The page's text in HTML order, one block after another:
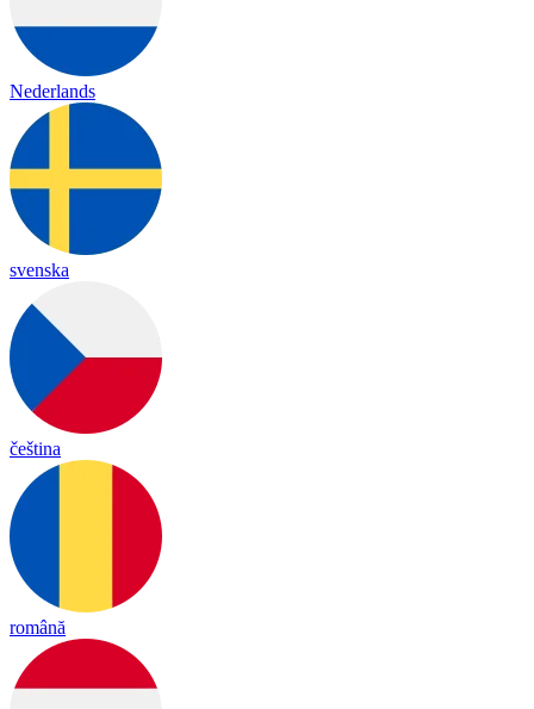
Nederlands
svenska
čeština
română